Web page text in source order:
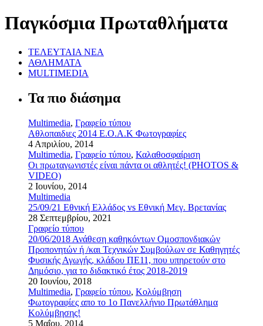
Παγκόσμια Πρωταθλήματα
ΤΕΛΕΥΤΑΙΑ ΝΕΑ
ΑΘΛΗΜΑΤΑ
MULTIMEDIA
Τα πιο διάσημα
Multimedia, Γραφείο τύπου
Αθλοπαιδιες 2014 Ε.Ο.Α.Κ Φωτογραφίες
4 Απριλίου, 2014
Multimedia, Γραφείο τύπου, Καλαθοσφαίριση
Οι πρωταγωνιστές είναι πάντα οι αθλητές! (PHOTOS &
VIDEO)
2 Ιουνίου, 2014
Multimedia
25/09/21 Εθνική Ελλάδος vs Εθνική Μεγ. Βρετανίας
28 Σεπτεμβρίου, 2021
Γραφείο τύπου
20/06/2018 Ανάθεση καθηκόντων Ομοσπονδιακών
Προπονητών ή /και Τεχνικών Συμβούλων σε Καθηγητές
Φυσικής Αγωγής, κλάδου ΠΕ11, που υπηρετούν στο
Δημόσιο, για το διδακτικό έτος 2018-2019
20 Ιουνίου, 2018
Multimedia, Γραφείο τύπου, Κολύμβηση
Φωτογραφίες απο το 1ο Πανελλήνιο Πρωτάθλημα
Κολύμβησης!
5 Μαΐου, 2014